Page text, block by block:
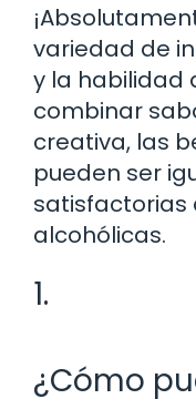
variedad de
y la habilidad
combinar
creativa, las
pueden ser
satisfactorias
alcohólicas.
1.
¿Cómo